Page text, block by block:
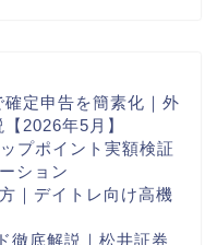
定申告を簡素化｜外
2026年5月】
プポイント実額検証
ション
｜デイトレ向け高機
徹底解説｜松井証券